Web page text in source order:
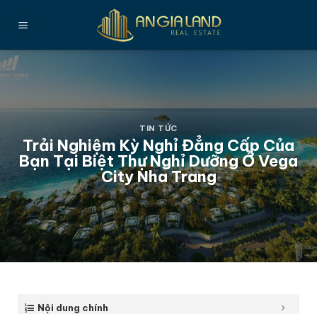
qua
dung
TIN TỨC
Trải Nghiệm Kỳ Nghỉ Đẳng Cấp Của
Bạn Tại Biệt Thự Nghỉ Dưỡng Ở Vega
City Nha Trang
Nội dung chính